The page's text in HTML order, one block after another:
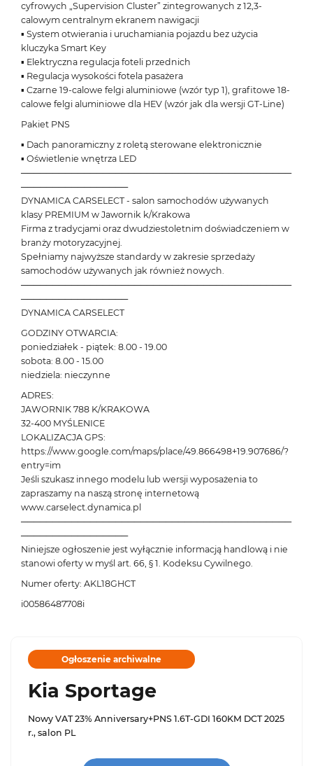
cyfrowych „Supervision Cluster” zintegrowanych z 12,3-
calowym centralnym ekranem nawigacji
▪ System otwierania i uruchamiania pojazdu bez użycia
kluczyka Smart Key
▪ Elektryczna regulacja foteli przednich
▪ Regulacja wysokości fotela pasażera
▪ Czarne 19-calowe felgi aluminiowe (wzór typ 1), grafitowe 18-
calowe felgi aluminiowe dla HEV (wzór jak dla wersji GT-Line)
Pakiet PNS
▪ Dach panoramiczny z roletą sterowane elektronicznie
▪ Oświetlenie wnętrza LED
───────────────────────────────────────────
─────────────────
DYNAMICA CARSELECT - salon samochodów używanych
klasy PREMIUM w Jawornik k/Krakowa
Firma z tradycjami oraz dwudziestoletnim doświadczeniem w
branży motoryzacyjnej.
Spełniamy najwyższe standardy w zakresie sprzedaży
samochodów używanych jak również nowych.
───────────────────────────────────────────
─────────────────
DYNAMICA CARSELECT
GODZINY OTWARCIA:
poniedziałek - piątek: 8.00 - 19.00
sobota: 8.00 - 15.00
niedziela: nieczynne
ADRES:
JAWORNIK 788 K/KRAKOWA
32-400 MYŚLENICE
LOKALIZACJA GPS:
https://www.google.com/maps/place/49.866498+19.907686/?
entry=im
Jeśli szukasz innego modelu lub wersji wyposażenia to
zapraszamy na naszą stronę internetową
www.carselect.dynamica.pl
───────────────────────────────────────────
─────────────────
Niniejsze ogłoszenie jest wyłącznie informacją handlową i nie
stanowi oferty w myśl art. 66, § 1. Kodeksu Cywilnego.
Numer oferty: AKL18GHCT
i00586487708i
Ogłoszenie archiwalne
Kia Sportage
Nowy VAT 23% Anniversary+PNS 1.6T-GDI 160KM DCT 2025
r., salon PL